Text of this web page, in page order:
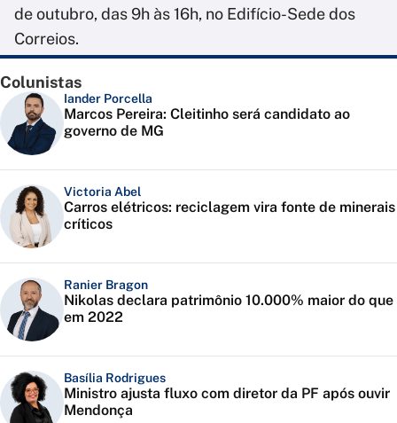
de outubro, das 9h às 16h, no Edifício-Sede dos
Correios.
Colunistas
Iander Porcella
Marcos Pereira: Cleitinho será candidato ao
governo de MG
Victoria Abel
Carros elétricos: reciclagem vira fonte de minerais
críticos
Ranier Bragon
Nikolas declara patrimônio 10.000% maior do que
em 2022
Basília Rodrigues
Ministro ajusta fluxo com diretor da PF após ouvir
Mendonça